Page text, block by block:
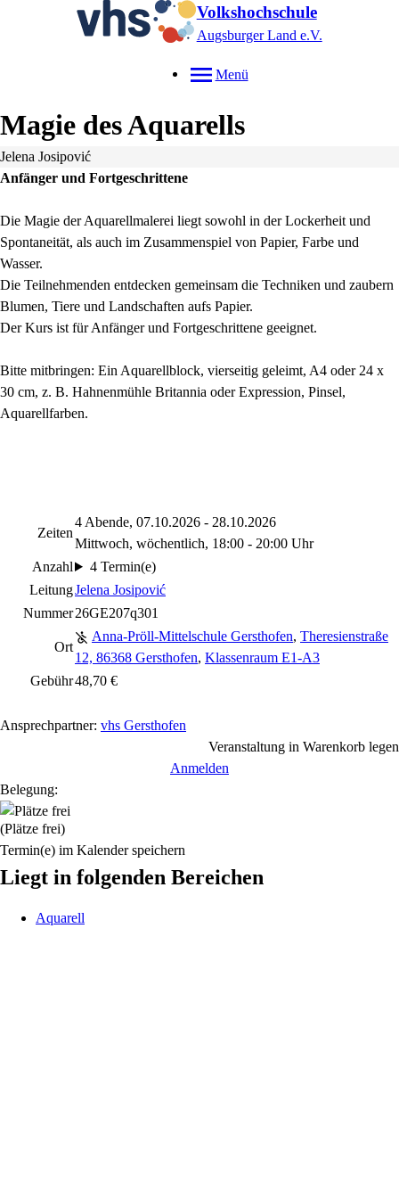
Volkshochschule
Augsburger Land e.V.
Menü
Magie des Aquarells
Jelena Josipović
Anfänger und Fortgeschrittene
Die Magie der Aquarellmalerei liegt sowohl in der Lockerheit und
Spontaneität, als auch im Zusammenspiel von Papier, Farbe und
Wasser.
Die Teilnehmenden entdecken gemeinsam die Techniken und zaubern
Blumen, Tiere und Landschaften aufs Papier.
Der Kurs ist für Anfänger und Fortgeschrittene geeignet.
Bitte mitbringen: Ein Aquarellblock, vierseitig geleimt, A4 oder 24 x
30 cm, z. B. Hahnenmühle Britannia oder Expression, Pinsel,
Aquarellfarben.
Zeiten
4 Abende, 07.10.2026 - 28.10.2026
Mittwoch, wöchentlich, 18:00 - 20:00 Uhr
Anzahl
4 Termin(e)
LeitungJelena Josipović
Nummer26GE207q301
Ort
Anna-Pröll-Mittelschule Gersthofen, Theresienstraße
12, 86368 Gersthofen, Klassenraum E1-A3
Gebühr48,70 €
Ansprechpartner: vhs Gersthofen
Veranstaltung in Warenkorb legen
Anmelden
Belegung:
(Plätze frei)
Termin(e) im Kalender speichern
Liegt in folgenden Bereichen
Aquarell